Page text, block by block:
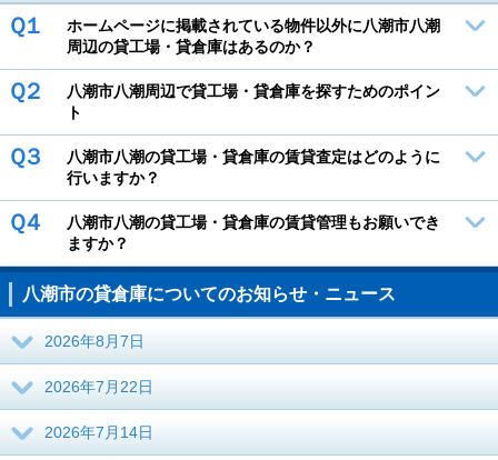
Ｑ１
ホームページに掲載されている物件以外に八潮市八潮
周辺の貸工場・貸倉庫はあるのか？
Ｑ２
八潮市八潮周辺で貸工場・貸倉庫を探すためのポイン
ト
Ｑ３
八潮市八潮の貸工場・貸倉庫の賃貸査定はどのように
行いますか？
Ｑ４
八潮市八潮の貸工場・貸倉庫の賃貸管理もお願いでき
ますか？
八潮市の貸倉庫についてのお知らせ・ニュース
2026年8月7日
2026年7月22日
2026年7月14日